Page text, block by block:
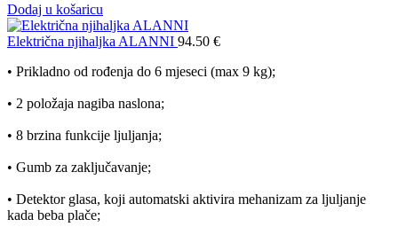
Dodaj u košaricu
Električna njihaljka ALANNI 94.50 €
• Prikladno od rođenja do 6 mjeseci (max 9 kg);
• 2 položaja nagiba naslona;
• 8 brzina funkcije ljuljanja;
• Gumb za zaključavanje;
• Detektor glasa, koji automatski aktivira mehanizam za ljuljanje
kada beba plače;